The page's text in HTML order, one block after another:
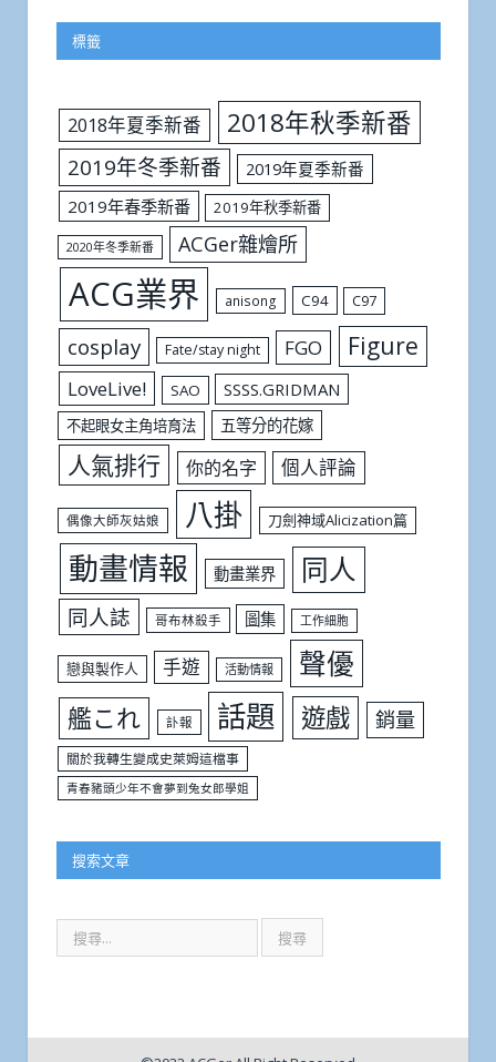
標籤
2018年夏季新番 2018年秋季新番
2019年冬季新番
2019年夏季新番
2019年春季新番
2019年秋季新番
2020年冬季新番 ACGer雜燴所
ACG業界 anisong C94 C97
cosplay Fate/stay night FGO Figure
LoveLive! SAO SSSS.GRIDMAN
不起眼女主角培育法 五等分的花嫁
人氣排行 你的名字 個人評論
偶像大師灰姑娘 八掛 刀劍神域Alicization篇
動畫情報 動畫業界 同人
同人誌 哥布林殺手 圖集 工作細胞
戀與製作人 手遊 活動情報 聲優
艦これ 訃報 話題 遊戲 銷量
關於我轉生變成史萊姆這檔事
青春豬頭少年不會夢到兔女郎學姐
搜索文章